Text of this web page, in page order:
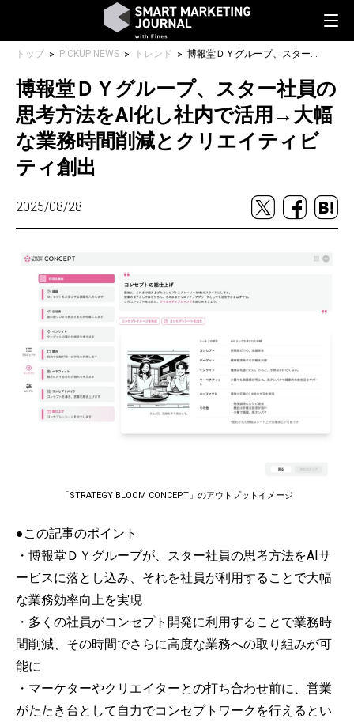
トップ PICKUP NEWS トレンド 博報堂ＤＹグループ、スター社員の思考方法をAI化し社内で活用→大幅な業務時間削減とクリエイティビティ創出
博報堂ＤＹグループ、スター社員の
思考方法をAI化し社内で活用→大幅
な業務時間削減とクリエイティビ
ティ創出
2025/08/28
「STRATEGY BLOOM CONCEPT」のアウトプットイメージ
●この記事のポイント
・博報堂ＤＹグループが、スター社員の思考方法をAIサ
ービスに落とし込み、それを社員が利用することで大幅
な業務効率向上を実現
・多くの社員がコンセプト開発に利用することで業務時
間削減、その時間でさらに高度な業務への取り組みが可
能に
・マーケターやクリエイターとの打ち合わせ前に、営業
がたたき台として自力でコンセプトワークを行えるとい